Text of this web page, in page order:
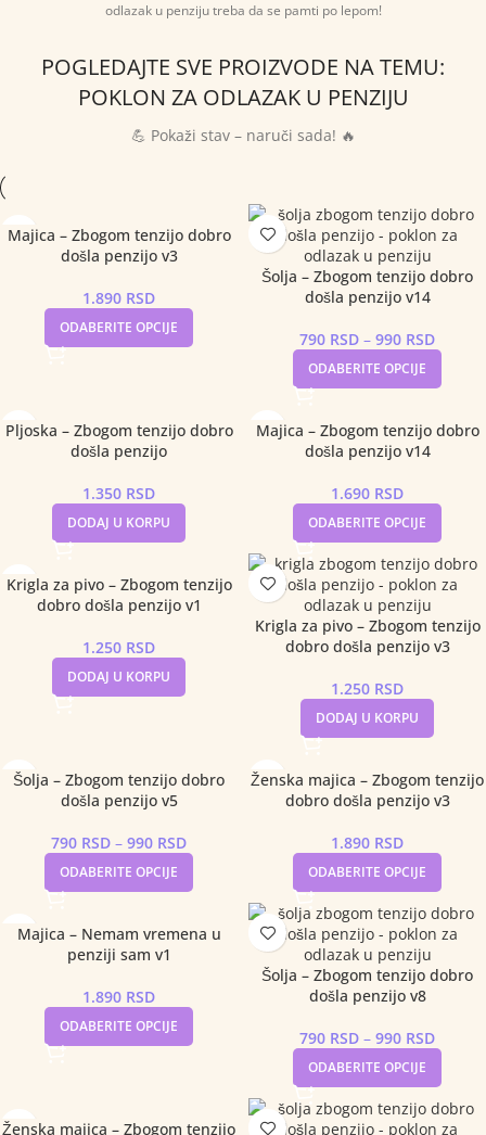
odlazak u penziju treba da se pamti po lepom!
POGLEDAJTE SVE PROIZVODE NA TEMU:
POKLON ZA ODLAZAK U PENZIJU
💪 Pokaži stav – naruči sada! 🔥
Majica – Zbogom tenzijo dobro
došla penzijo v3
1.890 RSD
ODABERITE OPCIJE
Šolja – Zbogom tenzijo dobro
došla penzijo v14
790 RSD – 990 RSD
ODABERITE OPCIJE
Pljoska – Zbogom tenzijo dobro
došla penzijo
1.350 RSD
DODAJ U KORPU
Majica – Zbogom tenzijo dobro
došla penzijo v14
1.690 RSD
ODABERITE OPCIJE
Krigla za pivo – Zbogom tenzijo
dobro došla penzijo v1
1.250 RSD
DODAJ U KORPU
Krigla za pivo – Zbogom tenzijo
dobro došla penzijo v3
1.250 RSD
DODAJ U KORPU
Šolja – Zbogom tenzijo dobro
došla penzijo v5
790 RSD – 990 RSD
ODABERITE OPCIJE
Ženska majica – Zbogom tenzijo
dobro došla penzijo v3
1.890 RSD
ODABERITE OPCIJE
Majica – Nemam vremena u
penziji sam v1
1.890 RSD
ODABERITE OPCIJE
Šolja – Zbogom tenzijo dobro
došla penzijo v8
790 RSD – 990 RSD
ODABERITE OPCIJE
Ženska majica – Zbogom tenzijo